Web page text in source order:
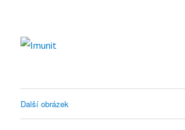
Další obrázek